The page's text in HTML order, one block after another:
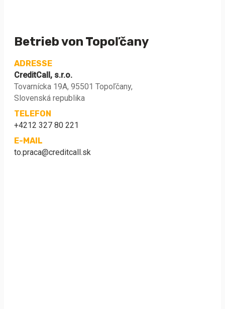
Betrieb von Topoľčany
ADRESSE
CreditCall, s.r.o.
Tovarnícka 19A, 95501 Topoľčany,
Slovenská republika
TELEFON
+4212 327 80 221
E-MAIL
to.praca@creditcall.sk